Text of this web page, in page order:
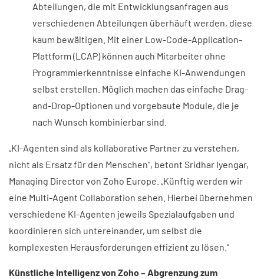
Abteilungen, die mit Entwicklungsanfragen aus
verschiedenen Abteilungen überhäuft werden, diese
kaum bewältigen. Mit einer Low-Code-Application-
Plattform (LCAP) können auch Mitarbeiter ohne
Programmierkenntnisse einfache KI-Anwendungen
selbst erstellen. Möglich machen das einfache Drag-
and-Drop-Optionen und vorgebaute Module, die je
nach Wunsch kombinierbar sind.
„KI-Agenten sind als kollaborative Partner zu verstehen,
nicht als Ersatz für den Menschen“, betont Sridhar Iyengar,
Managing Director von Zoho Europe. „Künftig werden wir
eine Multi-Agent Collaboration sehen. Hierbei übernehmen
verschiedene KI-Agenten jeweils Spezialaufgaben und
koordinieren sich untereinander, um selbst die
komplexesten Herausforderungen effizient zu lösen.“
Künstliche Intelligenz von Zoho – Abgrenzung zum